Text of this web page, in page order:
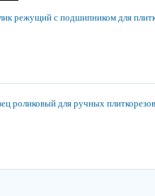
режущий с подшипником для
роликовый для ручных